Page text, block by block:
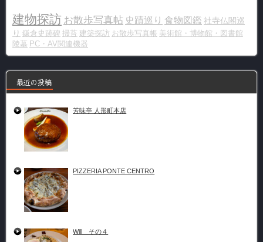
建物探訪 お散歩写真帖 史蹟巡り 食物図鑑 社寺仏閣巡
り 鎌倉史跡碑 掃苔 建築探訪 お散歩写真帳 美術館・博物館・図書館
陵墓 PC・AV関連機器
最近の投稿
芳味亭 人形町本店
PIZZERIA PONTE CENTRO
Will その４